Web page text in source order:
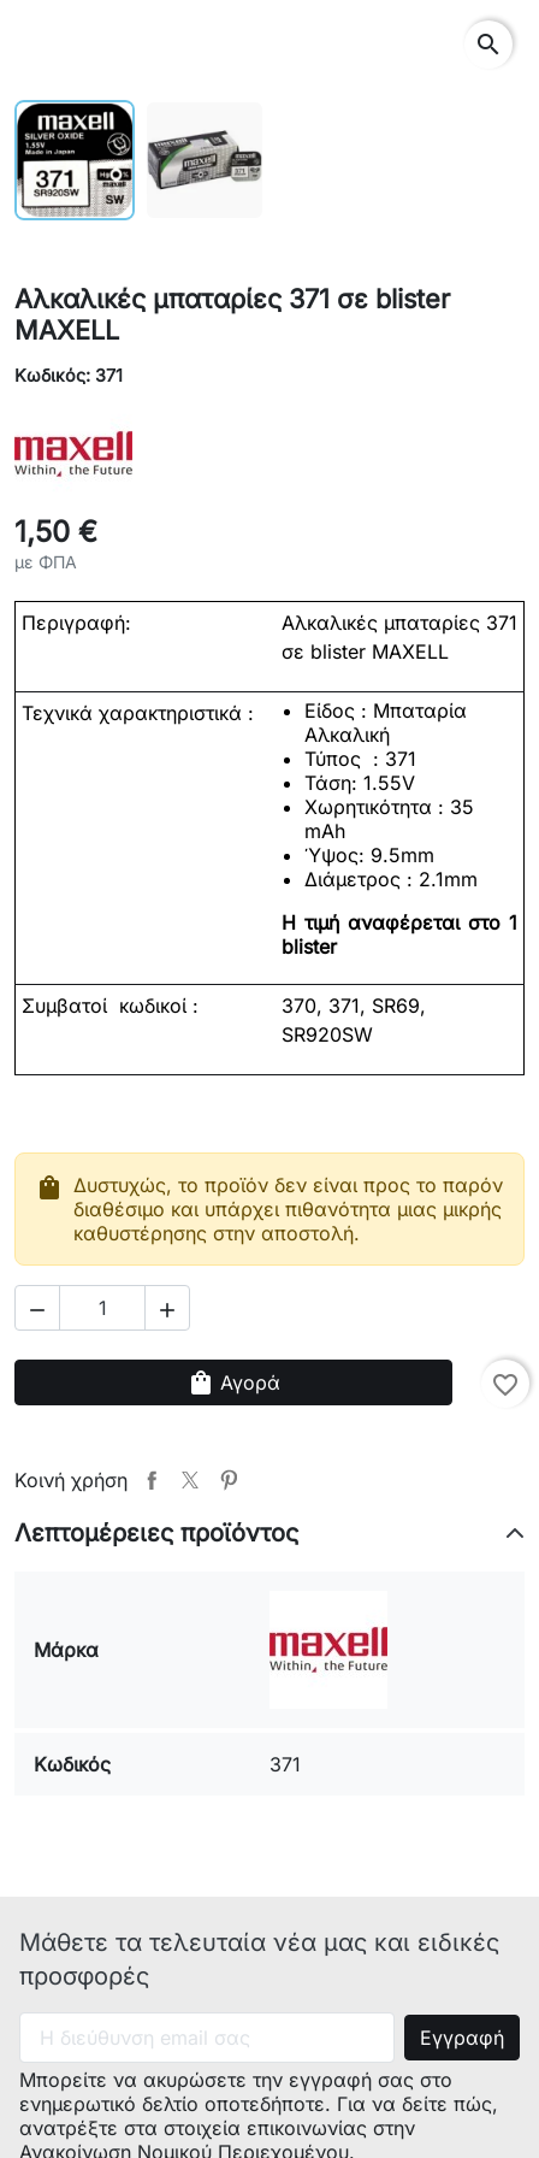
search
Αλκαλικές μπαταρίες 371 σε blister
MAXELL
Κωδικός: 371
1,50 €
με ΦΠΑ
Περιγραφή:
Αλκαλικές μπαταρίες 371
σε blister MAXELL
Τεχνικά χαρακτηριστικά :
Είδος : Μπαταρία
Αλκαλική
Τύπος : 371
Τάση: 1.55V
Χωρητικότητα : 35
mAh
Ύψος: 9.5mm
Διάμετρος : 2.1mm
Η τιμή αναφέρεται στο 1
blister
Συμβατοί κωδικοί :
370, 371, SR69,
SR920SW
shopping_bag Δυστυχώς, το προϊόν δεν είναι προς το παρόν
διαθέσιμο και υπάρχει πιθανότητα μιας μικρής
καθυστέρησης στην αποστολή.
 
shopping_bag Αγορά favorite_border
Κοινή χρήση
Λεπτομέρειες προϊόντος
Μάρκα
Κωδικός 371
Μάθετε τα τελευταία νέα μας και ειδικές
προσφορές
Μπορείτε να ακυρώσετε την εγγραφή σας στο
ενημερωτικό δελτίο οποτεδήποτε. Για να δείτε πώς,
ανατρέξτε στα στοιχεία επικοινωνίας στην
Ανακοίνωση Νομικού Περιεχομένου.